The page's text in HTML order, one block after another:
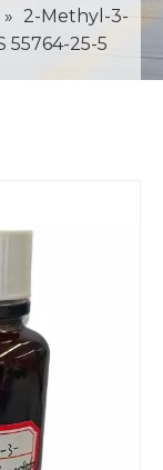
» 2-Methyl-3-
55764-25-5